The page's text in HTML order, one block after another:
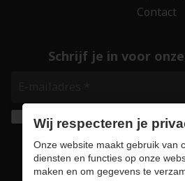
Contact
Schrijf je in voor
Ik geef de toestemming om
bewaren en verwerken
onzeprivacy statement. *
Wij respecteren je
Onze website maakt gebruik van
diensten en functies op onze
maken en om gegevens te